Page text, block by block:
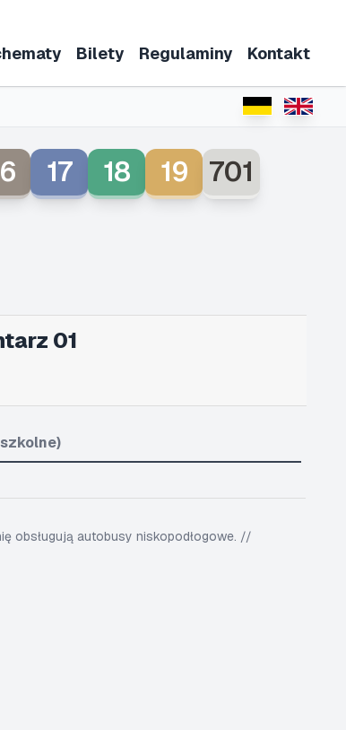
Bilety Regulaminy Kontakt
17 18 19 701
01
obsługują autobusy niskopodłogowe. //